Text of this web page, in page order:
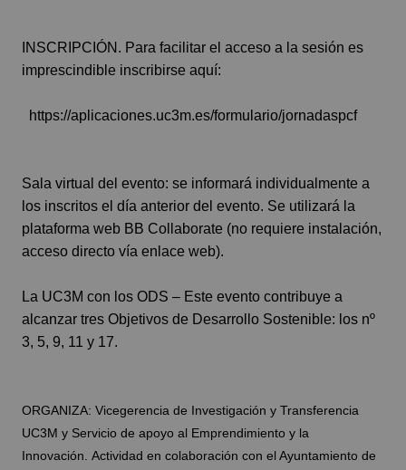
INSCRIPCIÓN. Para facilitar el acceso a la sesión es
imprescindible inscribirse aquí:
https://aplicaciones.uc3m.es/formulario/jornadaspcf
Sala virtual del evento: se informará individualmente a
los inscritos el día anterior del evento. Se utilizará la
plataforma web BB Collaborate (no requiere instalación,
acceso directo vía enlace web).
La UC3M con los ODS – Este evento contribuye a
alcanzar tres Objetivos de Desarrollo Sostenible: los nº
3, 5, 9, 11 y 17.
ORGANIZA: Vicegerencia de Investigación y Transferencia
UC3M y Servicio de apoyo al Emprendimiento y la
Innovación. Actividad en colaboración con el Ayuntamiento de